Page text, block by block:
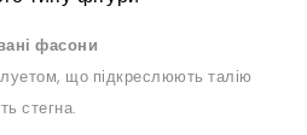
фасони
що підкреслюють талію
стегна.